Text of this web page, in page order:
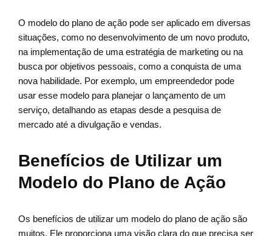
O modelo do plano de ação pode ser aplicado em diversas
situações, como no desenvolvimento de um novo produto,
na implementação de uma estratégia de marketing ou na
busca por objetivos pessoais, como a conquista de uma
nova habilidade. Por exemplo, um empreendedor pode
usar esse modelo para planejar o lançamento de um
serviço, detalhando as etapas desde a pesquisa de
mercado até a divulgação e vendas.
Benefícios de Utilizar um
Modelo do Plano de Ação
Os benefícios de utilizar um modelo do plano de ação são
muitos. Ele proporciona uma visão clara do que precisa ser